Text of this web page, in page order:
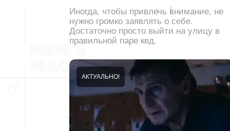
Иногда, чтобы привлечь внимание, не
нужно громко заявлять о себе.
Достаточно просто выйти на улицу в
правильной паре кед.
АКТУАЛЬНО!